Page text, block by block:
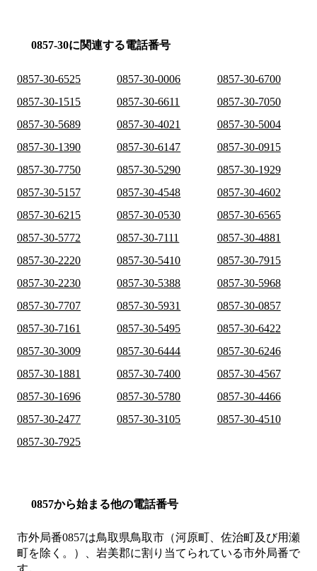
0857-30に関連する電話番号
0857-30-6525 0857-30-0006
0857-30-6700
0857-30-1515
0857-30-6611
0857-30-7050
0857-30-5689
0857-30-4021
0857-30-5004
0857-30-1390
0857-30-6147
0857-30-0915
0857-30-7750
0857-30-5290
0857-30-1929
0857-30-5157
0857-30-4548
0857-30-4602
0857-30-6215
0857-30-0530
0857-30-6565
0857-30-5772
0857-30-7111
0857-30-4881
0857-30-2220
0857-30-5410
0857-30-7915
0857-30-2230
0857-30-5388
0857-30-5968
0857-30-7707
0857-30-5931
0857-30-0857
0857-30-7161
0857-30-5495
0857-30-6422
0857-30-3009
0857-30-6444
0857-30-6246
0857-30-1881
0857-30-7400
0857-30-4567
0857-30-1696
0857-30-5780
0857-30-4466
0857-30-2477
0857-30-3105
0857-30-4510
0857-30-7925
0857から始まる他の電話番号
市外局番0857は鳥取県鳥取市（河原町、佐治町及び用瀬
町を除く。）、岩美郡に割り当てられている市外局番で